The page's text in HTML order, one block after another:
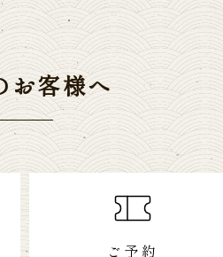
お客様へ
ご予約